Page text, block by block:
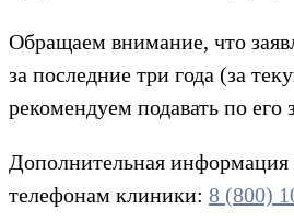
Обращаем внимание, что
за последние три года (за
рекомендуем подавать по
Дополнительная информация
телефонам клиники: 8 (800)